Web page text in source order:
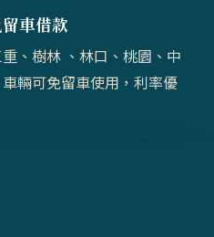
車借款​
、樹林 、林口、桃園、中
輛可免留車使用，利率優